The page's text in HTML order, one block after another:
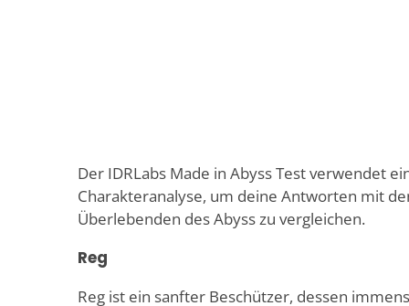
Der IDRLabs Made in Abyss Test verwendet
Charakteranalyse, um deine Antworten mit
Überlebenden des Abyss zu vergleichen.
Reg
Reg ist ein sanfter Beschützer, dessen